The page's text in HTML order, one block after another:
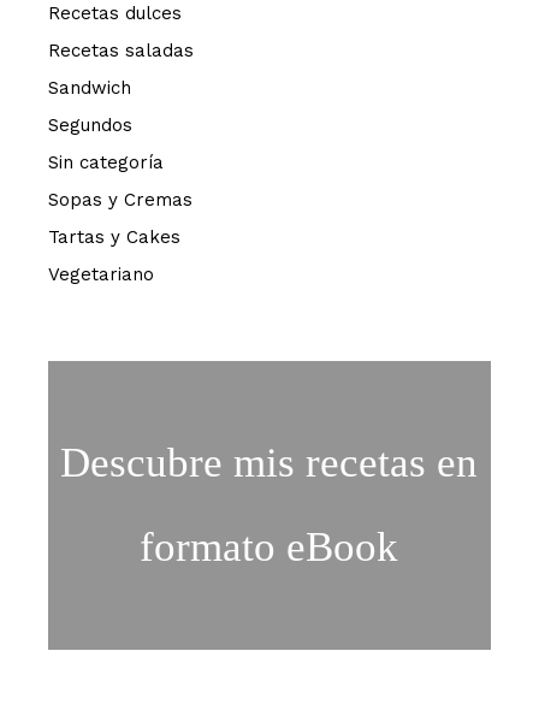
Recetas dulces
Recetas saladas
Sandwich
Segundos
Sin categoría
Sopas y Cremas
Tartas y Cakes
Vegetariano
Descubre mis recetas en
formato eBook